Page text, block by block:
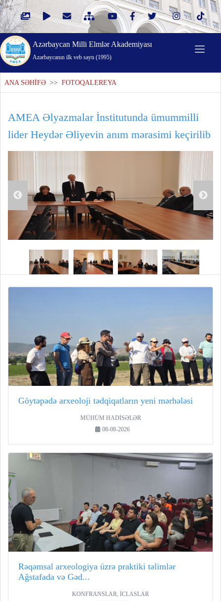
Azərbaycan Milli Elmlər Akademiyası
Azərbaycanın ilk veb saytı (1995)
ANA SƏHİFƏ >> FOTOQALEREYA
AMEA Əlyazmalar İnstitutunda ümummilli
lider Heydər Əliyevin anım mərasimi keçirilib
Göytəpədə arxeoloji tədqiqatların yeni mərhələsi
MÜHÜM HADİSƏLƏR
08-08-2026
Rəqəmsal arxeologiya üzrə praktiki təlimlər
Ağstafada və Gəd...
KONFRANSLAR, İCLASLAR